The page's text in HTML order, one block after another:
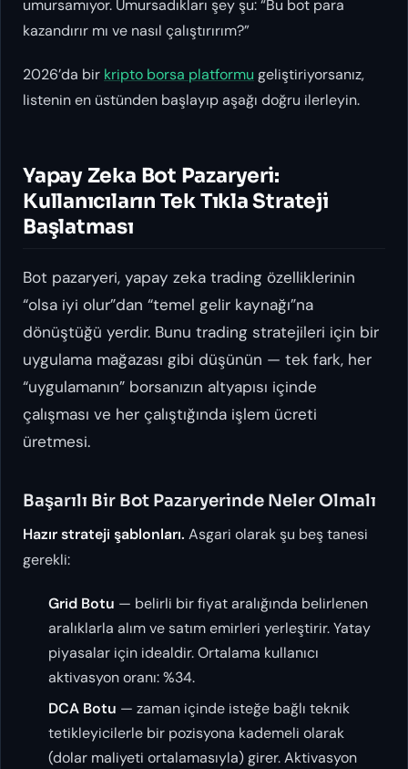
umursamıyor. Umursadıkları şey şu: “Bu bot para
kazandırır mı ve nasıl çalıştırırım?”
2026’da bir kripto borsa platformu geliştiriyorsanız,
listenin en üstünden başlayıp aşağı doğru ilerleyin.
Yapay Zeka Bot Pazaryeri:
Kullanıcıların Tek Tıkla Strateji
Başlatması
Bot pazaryeri, yapay zeka trading özelliklerinin
“olsa iyi olur”dan “temel gelir kaynağı”na
dönüştüğü yerdir. Bunu trading stratejileri için bir
uygulama mağazası gibi düşünün — tek fark, her
“uygulamanın” borsanızın altyapısı içinde
çalışması ve her çalıştığında işlem ücreti
üretmesi.
Başarılı Bir Bot Pazaryerinde Neler Olmalı
Hazır strateji şablonları. Asgari olarak şu beş tanesi
gerekli:
Grid Botu — belirli bir fiyat aralığında belirlenen
aralıklarla alım ve satım emirleri yerleştirir. Yatay
piyasalar için idealdir. Ortalama kullanıcı
aktivasyon oranı: %34.
DCA Botu — zaman içinde isteğe bağlı teknik
tetikleyicilerle bir pozisyona kademeli olarak
(dolar maliyeti ortalamasıyla) girer. Aktivasyon